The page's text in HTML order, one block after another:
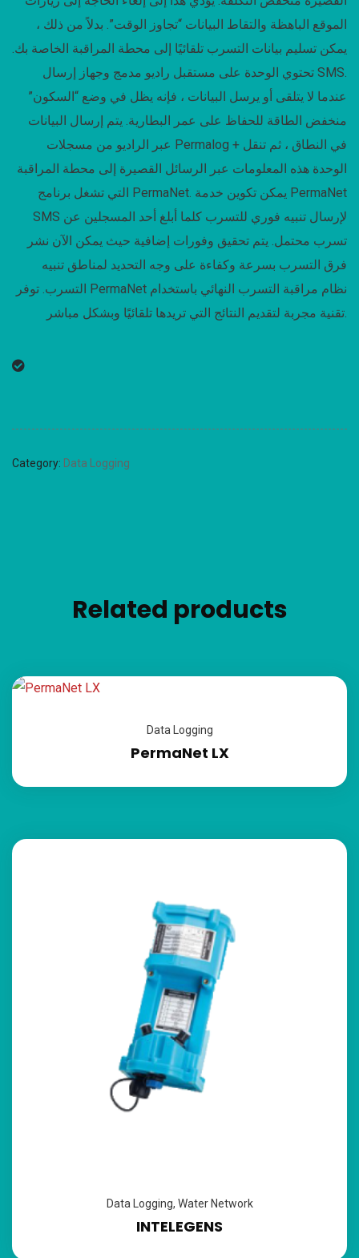
الموقع الباهظة والتقاط البيانات “تجاوز الوقت”. بدلاً من ذلك ،
يمكن تسليم بيانات التسرب تلقائيًا إلى محطة المراقبة الخاصة بك.
تحتوي الوحدة على مستقبل راديو مدمج وجهاز إرسال SMS.
عندما لا يتلقى أو يرسل البيانات ، فإنه يظل في وضع “السكون”
منخفض الطاقة للحفاظ على عمر البطارية. يتم إرسال البيانات
عبر الراديو من مسجلات Permalog + في النطاق ، ثم تنقل
الوحدة هذه المعلومات عبر الرسائل القصيرة إلى محطة المراقبة
التي تشغل برنامج PermaNet. يمكن تكوين خدمة PermaNet
SMS لإرسال تنبيه فوري للتسرب كلما أبلغ أحد المسجلين عن
تسرب محتمل. يتم تحقيق وفورات إضافية حيث يمكن الآن نشر
فرق التسرب بسرعة وكفاءة على وجه التحديد لمناطق تنبيه
التسرب. توفر PermaNet نظام مراقبة التسرب النهائي باستخدام
تقنية مجربة لتقديم النتائج التي تريدها تلقائيًا وبشكل مباشر.
Category: Data Logging
Related products
Data Logging
PermaNet LX
Data Logging, Water Network
INTELEGENS